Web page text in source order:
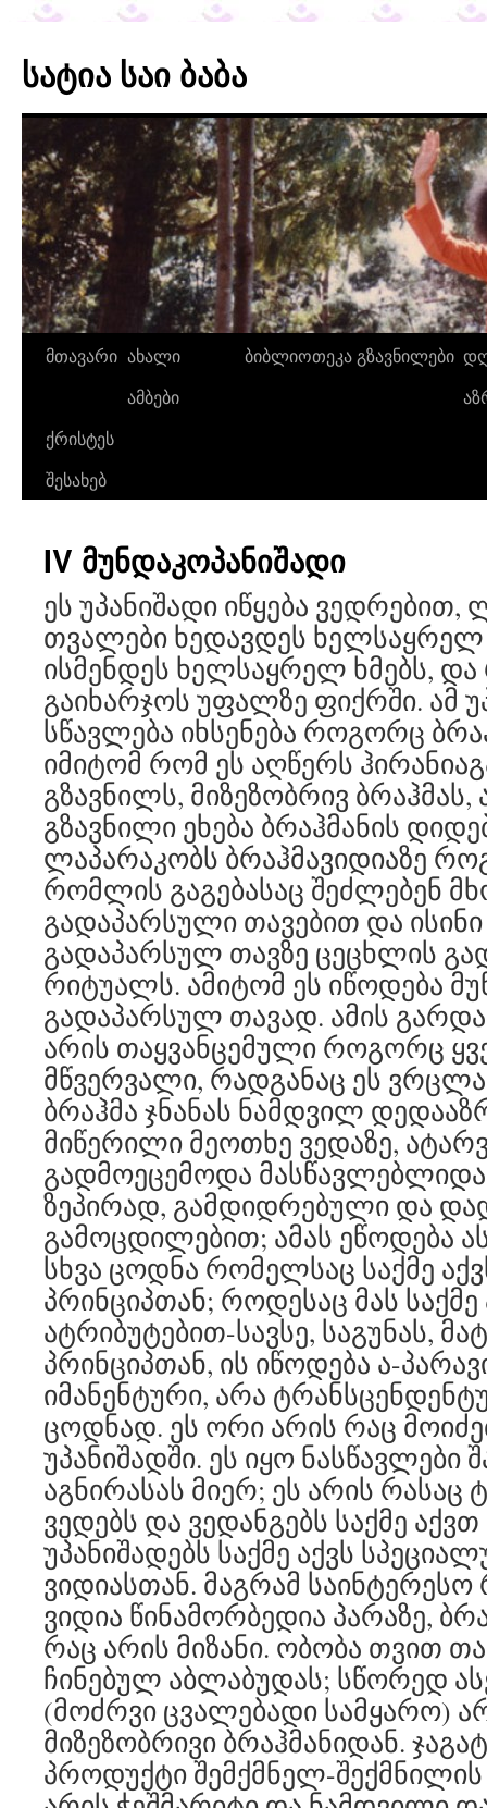
სატია საი ბაბა
მთავარი ახალი
ამბები
ბიბლიოთეკა გზავნილები
ქრისტეს
შესახებ
IV მუნდაკოპანიშადი
ეს უპანიშადი იწყება
თვალები ხედავდეს ხელსაყრელ
ისმენდეს ხელსაყრელ ხმებს,
გაიხარჯოს უფალზე ფიქრში. ამ
სწავლება იხსენება როგორც
იმიტომ რომ ეს აღწერს
გზავნილს, მიზეზობრივ
გზავნილი ეხება ბრაჰმანის
ლაპარაკობს ბრაჰმავიდიაზე
რომლის გაგებასაც შეძლებენ
გადაპარსული თავებით და ისინი
გადაპარსულ თავზე ცეცხლის
რიტუალს. ამიტომ ეს იწოდება
გადაპარსულ თავად. ამის
არის თაყვანცემული როგორც
მწვერვალი, რადგანაც ეს
ბრაჰმა ჯნანას ნამდვილ
მიწერილი მეოთხე ვედაზე,
გადმოეცემოდა
ზეპირად, გამდიდრებული და
გამოცდილებით; ამას ეწოდება
სხვა ცოდნა რომელსაც საქმე
პრინციპთან; როდესაც მას საქმე
ატრიბუტებით-სავსე, საგუნას,
პრინციპთან, ის იწოდება ა-
იმანენტური, არა
ცოდნად. ეს ორი არის რაც
უპანიშადში. ეს იყო ნასწავლები
აგნირასას მიერ; ეს არის რასაც
ვედებს და ვედანგებს საქმე
უპანიშადებს საქმე აქვს
ვიდიასთან. მაგრამ საინტერესო
ვიდია წინამორბედია პარაზე,
რაც არის მიზანი. ობობა თვით
ჩინებულ აბლაბუდას; სწორედ
(მოძრვი ცვალებადი სამყარო)
მიზეზობრივი ბრაჰმანიდან.
პროდუქტი შემქმნელ-